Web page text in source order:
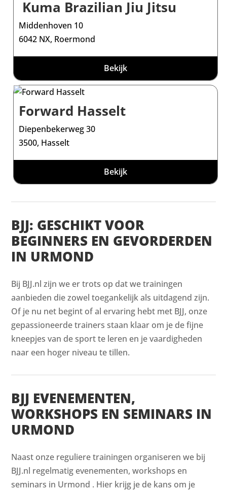
Kuma Brazilian Jiu Jitsu
Middenhoven 10
6042 NX, Roermond
Bekijk
Forward Hasselt
Diepenbekerweg 30
3500, Hasselt
Bekijk
BJJ: GESCHIKT VOOR
BEGINNERS EN GEVORDERDEN
IN URMOND
Bij BJJ.nl zijn we er trots op dat we trainingen
aanbieden die zowel toegankelijk als uitdagend zijn.
Of je nu net begint of al ervaring hebt met BJJ, onze
gepassioneerde trainers staan klaar om je de fijne
kneepjes van de sport te leren en je vaardigheden
naar een hoger niveau te tillen.
BJJ EVENEMENTEN,
WORKSHOPS EN SEMINARS IN
URMOND
Naast onze reguliere trainingen organiseren we bij
BJJ.nl regelmatig evenementen, workshops en
seminars in Urmond . Hier krijg je de kans om je